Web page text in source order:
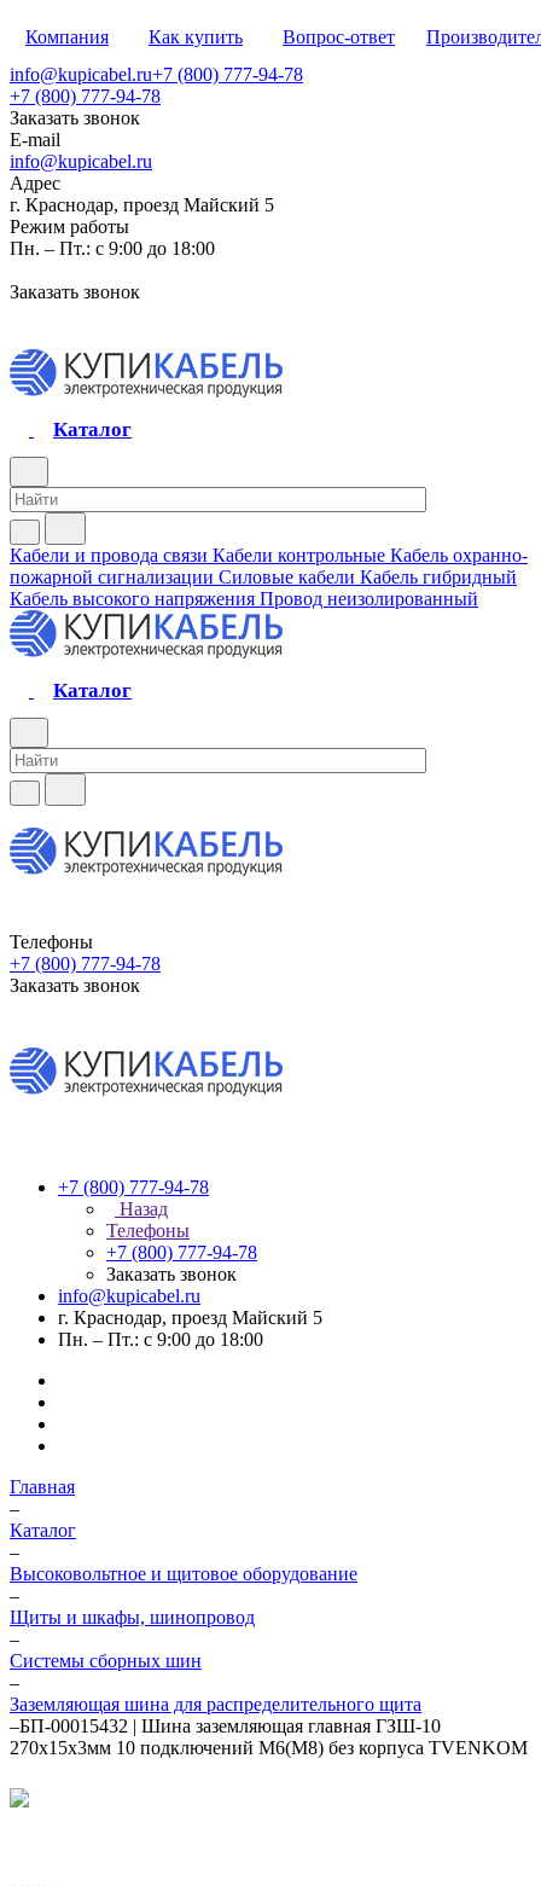
Компания Как купить Вопрос-ответ
info@kupicabel.ru+7 (800) 777-94-78
+7 (800) 777-94-78
Заказать звонок
E-mail
info@kupicabel.ru
Адрес
г. Краснодар, проезд Майский 5
Режим работы
Пн. – Пт.: с 9:00 до 18:00
Заказать звонок
Каталог
Кабели и провода связи Кабели контрольные Кабель охранно-
пожарной сигнализации Силовые кабели Кабель гибридный
Кабель высокого напряжения Провод неизолированный
Каталог
Телефоны
+7 (800) 777-94-78
Заказать звонок
+7 (800) 777-94-78
Назад
Телефоны
+7 (800) 777-94-78
Заказать звонок
info@kupicabel.ru
г. Краснодар, проезд Майский 5
Пн. – Пт.: с 9:00 до 18:00
Главная
–
Каталог
–
Высоковольтное и щитовое оборудование
–
Щиты и шкафы, шинопровод
–
Системы сборных шин
–
Заземляющая шина для распределительного щита
–БП-00015432 | Шина заземляющая главная ГЗШ-10
270х15х3мм 10 подключений М6(М8) без корпуса TVENKOM